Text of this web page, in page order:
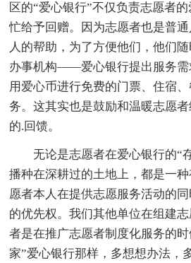
区的“爱心银行”不仅负责志愿者
忙给予回赠。因为志愿者也是普
人的帮助，为了方便他们，他们
办事机构——爱心银行提出服务需
用爱心币进行免费的门票、住宿
务。这其实也是鼓励和温暖志愿
的.回馈。
无论是志愿者在爱心银行的“
播种在深耕过的土地上，都是一
愿者本人在提供志愿服务活动的
的优先权。我们其他单位在组建
者是在推广志愿者制度化服务的
家”爱心银行那样，多想想办法，